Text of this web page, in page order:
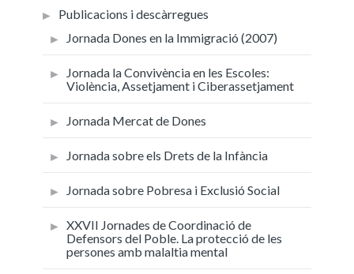
Publicacions i descàrregues
Jornada Dones en la Immigració (2007)
Jornada la Convivència en les Escoles:
Violència, Assetjament i Ciberassetjament
Jornada Mercat de Dones
Jornada sobre els Drets de la Infància
Jornada sobre Pobresa i Exclusió Social
XXVII Jornades de Coordinació de
Defensors del Poble. La protecció de les
persones amb malaltia mental